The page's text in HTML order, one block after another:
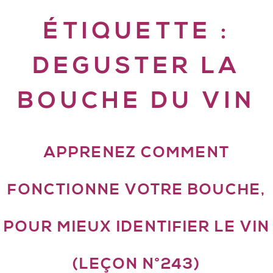
ÉTIQUETTE :
DEGUSTER LA
BOUCHE DU VIN
APPRENEZ COMMENT
FONCTIONNE VOTRE BOUCHE,
POUR MIEUX IDENTIFIER LE VIN
(LEÇON N°243)